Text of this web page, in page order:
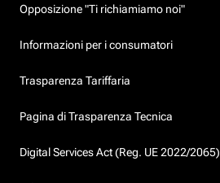
Opposizione "Ti richiamiamo noi"
Informazioni per i consumatori
Trasparenza Tariffaria
Pagina di Trasparenza Tecnica
Digital Services Act (Reg. UE 2022/2065)